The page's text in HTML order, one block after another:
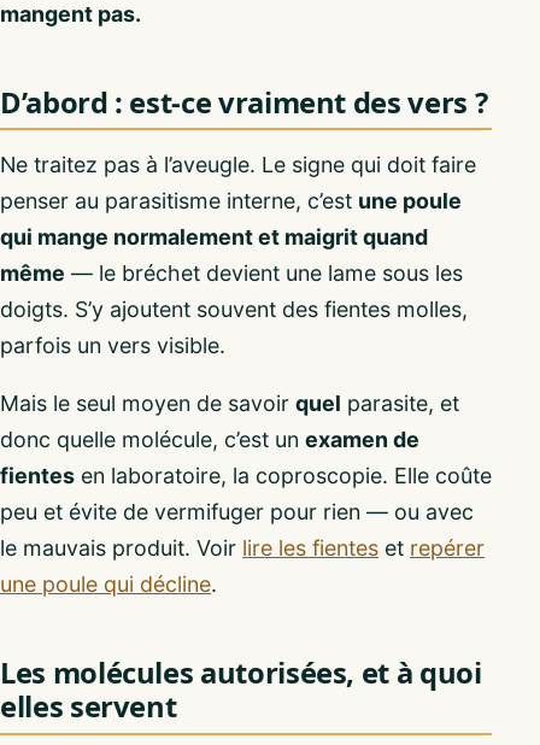
mangent pas.
D’abord : est-ce vraiment des vers ?
Ne traitez pas à l’aveugle. Le signe qui doit faire
penser au parasitisme interne, c’est une poule
qui mange normalement et maigrit quand
même — le bréchet devient une lame sous les
doigts. S’y ajoutent souvent des fientes molles,
parfois un vers visible.
Mais le seul moyen de savoir quel parasite, et
donc quelle molécule, c’est un examen de
fientes en laboratoire, la coproscopie. Elle coûte
peu et évite de vermifuger pour rien — ou avec
le mauvais produit. Voir lire les fientes et repérer
une poule qui décline.
Les molécules autorisées, et à quoi
elles servent